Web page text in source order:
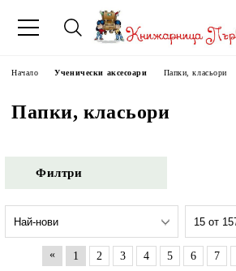
Начало Ученически аксесоари Папки, класьори
Папки, класьори
Филтри
« 1 2 3 4 5 6 7